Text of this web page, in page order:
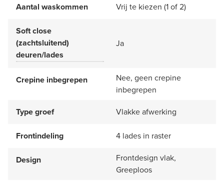
Aantal waskommen Vrij te kiezen (1 of 2)
Soft close
(zachtsluitend)
deuren/lades
Ja
Crepine inbegrepen
Nee, geen crepine
inbegrepen
Type groef
Vlakke afwerking
Frontindeling 4 lades in raster
Design
Frontdesign vlak,
Greeploos